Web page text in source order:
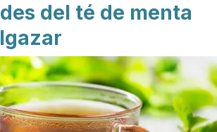
del té de menta